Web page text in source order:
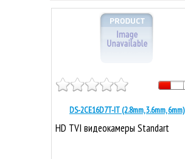
DS-2CE16D7T-IT (2.8mm, 3.6mm, 6mm)
HD TVI видеокамеры Standart